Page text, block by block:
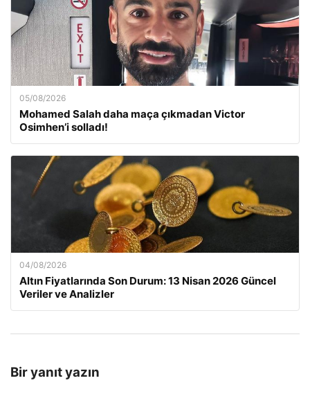
05/08/2026
Mohamed Salah daha maça çıkmadan Victor
Osimhen’i solladı!
04/08/2026
Altın Fiyatlarında Son Durum: 13 Nisan 2026 Güncel
Veriler ve Analizler
Bir yanıt yazın